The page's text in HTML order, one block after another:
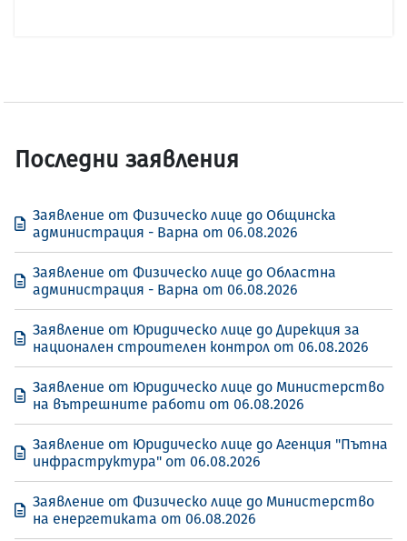
Последни заявления
Заявление от Физическо лице до Общинска
администрация - Варна от 06.08.2026
Заявление от Физическо лице до Областна
администрация - Варна от 06.08.2026
Заявление от Юридическо лице до Дирекция за
национален строителен контрол от 06.08.2026
Заявление от Юридическо лице до Министерство
на вътрешните работи от 06.08.2026
Заявление от Юридическо лице до Агенция "Пътна
инфраструктура" от 06.08.2026
Заявление от Физическо лице до Министерство
на енергетиката от 06.08.2026